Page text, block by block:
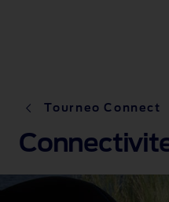
Tourneo Connect